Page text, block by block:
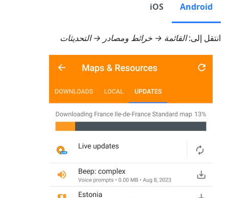
Android
iOS
انتقل إلى:القائمة → خرائط ومصادر → التحديثات